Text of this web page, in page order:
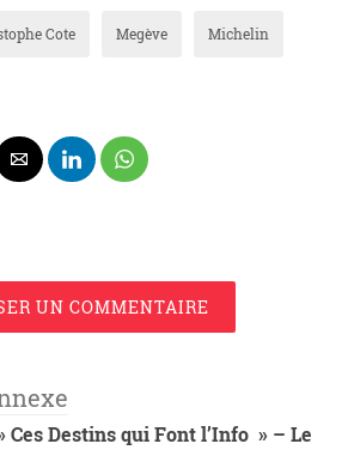
Cote Megève Michelin
UN COMMENTAIRE
Ces Destins qui Font l’Info » – Le